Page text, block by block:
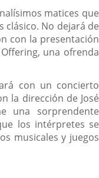
matices que
clásico. No dejará de
con la presentación
una ofrenda
con un concierto
la dirección de José
una sorprendente
los intérpretes se
musicales y juegos